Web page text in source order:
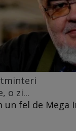
o zi...
un fel de Mega